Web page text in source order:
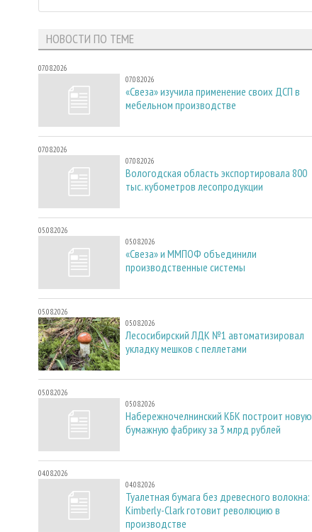
НОВОСТИ ПО ТЕМЕ
07.08.2026
07.08.2026
«Свеза» изучила применение своих ДСП в
мебельном производстве
07.08.2026
07.08.2026
Вологодская область экспортировала 800
тыс. кубометров лесопродукции
05.08.2026
05.08.2026
«Свеза» и ММПОФ объединили
производственные системы
05.08.2026
05.08.2026
Лесосибирский ЛДК №1 автоматизировал
укладку мешков с пеллетами
05.08.2026
05.08.2026
Набережночелнинский КБК построит новую
бумажную фабрику за 3 млрд рублей
04.08.2026
04.08.2026
Туалетная бумага без древесного волокна:
Kimberly-Clark готовит революцию в
производстве